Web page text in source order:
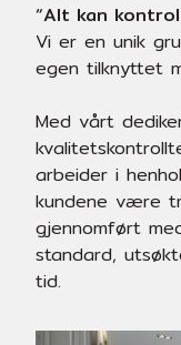
“Alt kan
Vi er en unik
egen tilknyttet
Med vårt
arbeider i
kundene være
gjennomført
standard,
tid.